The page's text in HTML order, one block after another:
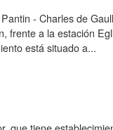
- Charles de
frente a la estación
está situado a...